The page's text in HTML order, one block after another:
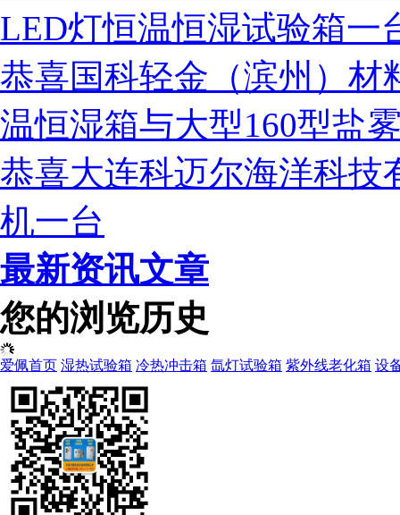
LED灯恒温恒湿试验箱一
恭喜国科轻金（滨州）材
温恒湿箱与大型160型盐
恭喜大连科迈尔海洋科技
机一台
最新资讯文章
您的浏览历史
爱佩首页 湿热试验箱 冷热冲击箱 氙灯试验箱 紫外线老化箱 设